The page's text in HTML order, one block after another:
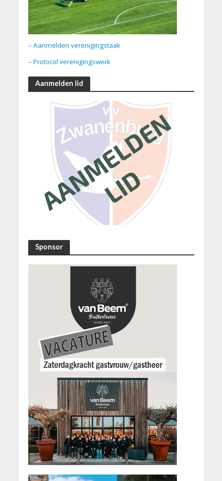
– Aanmelden verenigingstaak
– Protocol verenigingswerk
Aanmelden lid
Sponsor